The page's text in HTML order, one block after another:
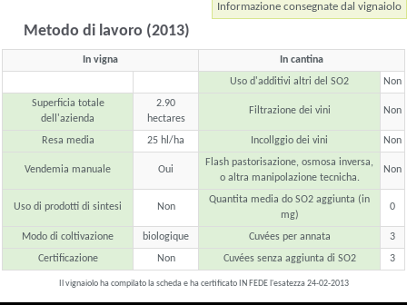
Informazione consegnate dal vignaiolo
Metodo di lavoro (2013)
In vigna
In cantina
Uso d'additivi altri del SO2
Non
Superficia totale
dell'azienda
2.90
hectares
Filtrazione dei vini Non
Resa media 25 hl/ha Incollggio dei vini Non
Vendemia manuale Oui
Flash pastorisazione, osmosa inversa,
o altra manipolazione tecnicha.
Non
Uso di prodotti di sintesi Non
Quantita media do SO2 aggiunta (in
mg)
0
Modo di coltivazione biologique Cuvées per annata
3
Certificazione
Non Cuvées senza aggiunta di SO2 3
Il vignaiolo ha compilato la scheda e ha certificato IN FEDE l'esatezza 24-02-2013